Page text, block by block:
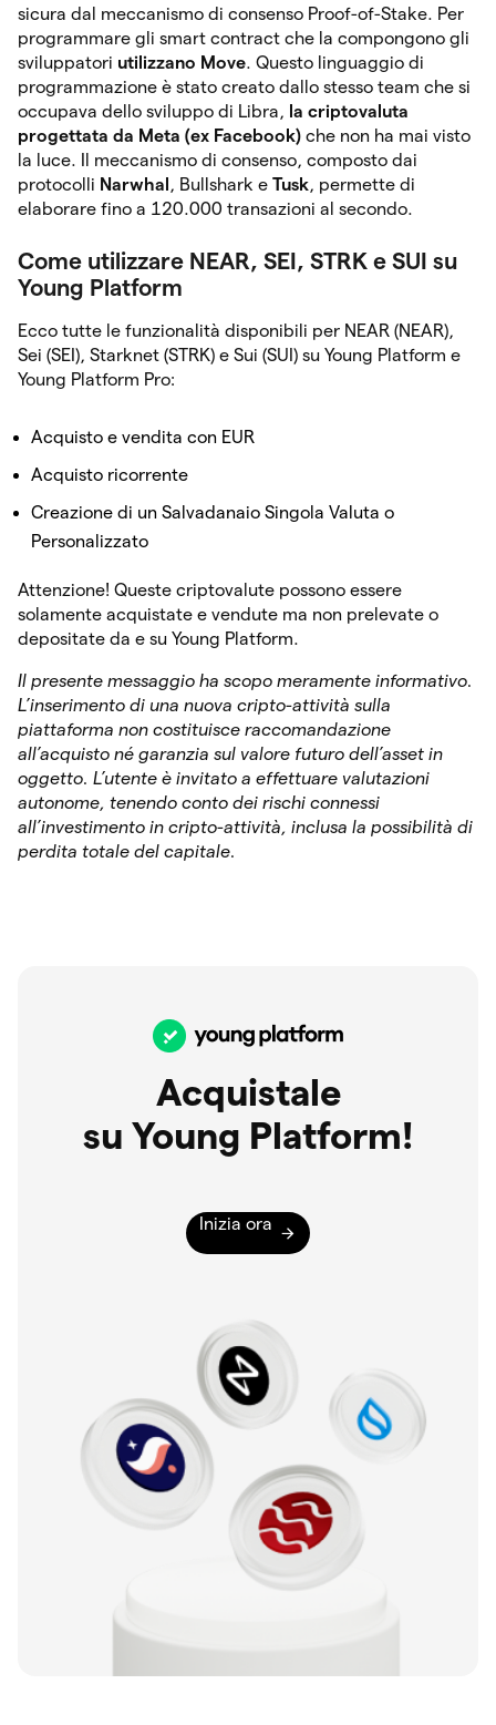
sicura dal meccanismo di consenso Proof-of-Stake. Per
programmare gli smart contract che la compongono gli
sviluppatori utilizzano Move. Questo linguaggio di
programmazione è stato creato dallo stesso team che si
occupava dello sviluppo di Libra, la criptovaluta
progettata da Meta (ex Facebook) che non ha mai visto
la luce. Il meccanismo di consenso, composto dai
protocolli Narwhal , Bullshark e Tusk, permette di
elaborare fino a 120.000 transazioni al secondo.
Come utilizzare NEAR, SEI, STRK e SUI su
Young Platform
Ecco tutte le funzionalità disponibili per NEAR (NEAR),
Sei (SEI), Starknet (STRK) e Sui (SUI) su Young Platform e
Young Platform Pro:
Acquisto e vendita con EUR
Acquisto ricorrente
Creazione di un Salvadanaio Singola Valuta o
Personalizzato
Attenzione! Queste criptovalute possono essere
solamente acquistate e vendute ma non prelevate o
depositate da e su Young Platform.
Il presente messaggio ha scopo meramente informativo.
L’inserimento di una nuova cripto-attività sulla
piattaforma non costituisce raccomandazione
all’acquisto né garanzia sul valore futuro dell’asset in
oggetto. L’utente è invitato a effettuare valutazioni
autonome, tenendo conto dei rischi connessi
all’investimento in cripto-attività, inclusa la possibilità di
perdita totale del capitale.
Acquistale
su Young Platform!
Inizia ora